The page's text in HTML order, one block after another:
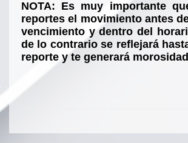
NOTA: Es muy importante
reportes el movimiento antes
vencimiento y dentro del
de lo contrario se reflejará
reporte y te generará